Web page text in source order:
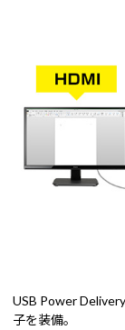
USB Power
子を装備。